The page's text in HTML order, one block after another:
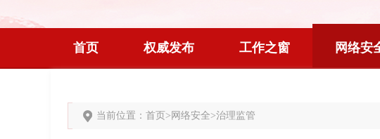
首页 权威发布 工作之窗 网络安
当前位置： 首页 > 网络安全>治理监管